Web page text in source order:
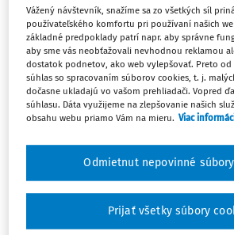
Počet vyhľadaných dokumentov:1
Zoradiť podľa:
Najnovšie Najstaršie
Matejka, J., Internet jako
hledání rovnováhy
soukromí./Nakladatelství
2013, 256 strán. ISBN: 978-80-
Vážený návštevník, snažíme sa zo všetkých síl
používateľského komfortu pri používaní našich
základné predpoklady patrí napr. aby správne
aby sme vás neobťažovali nevhodnou reklamou
dostatok podnetov, ako web vylepšovať. Preto od
súhlas so spracovaním súborov cookies, t. j.
dočasne ukladajú vo vašom prehliadači. Vopred
súhlasu. Dáta využijeme na zlepšovanie našich
obsahu webu priamo Vám na mieru. Viac
Odmietnut nepovinné
Prijať všetky súbory